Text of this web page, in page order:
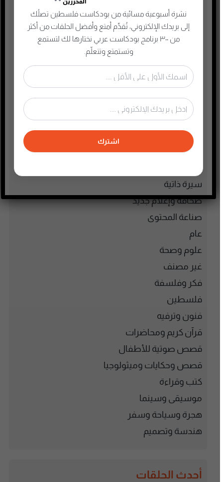
الطفل والحياة الأسرية
تاريخ فلسطين
تكنولوجيا وتقنية
جريمة وغموض واحتيال
حقوق وقانون
حلقات مميزة
ريادة الأعمال
رياضة
سياسة واقتصاد
سيرة ذاتية
صحافة وإعلام جديد
صناعة المحتوى
عام
علوم وصحة
غير مصنف
فكر وفلسفة
فلسطين
فنون وترفيه
قرآن كريم ومحاضرات
قصص صوتية للأطفال
قصص وحكايات وميثولوجيا
كتب وقراءة
موسيقى وسينما
هجرة وسياحة وسفر
هندسة وتصميم
أحدث الحلقات
المحررين
نشرة أسبوعية مسائية من بودكاست فلسطين تصلُك
إلى بريدك الإلكتروني، تُقدِّم أمتع وأفضل الحلقات من أكثر
من ٣٠٠ برنامج بودكاست عربي نختارها لك لتستمع
وتستمتع وتتعلّم.
اشترك